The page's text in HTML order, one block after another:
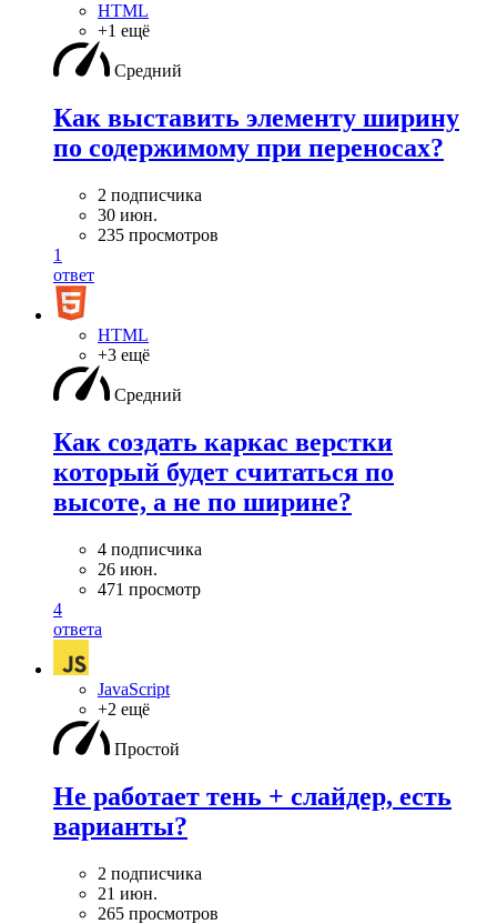
HTML
+1 ещё
Средний
Как выставить элементу ширину
по содержимому при переносах?
2 подписчика
30 июн.
235 просмотров
1
ответ
HTML
+3 ещё
Средний
Как создать каркас верстки
который будет считаться по
высоте, а не по ширине?
4 подписчика
26 июн.
471 просмотр
4
ответа
JavaScript
+2 ещё
Простой
Не работает тень + слайдер, есть
варианты?
2 подписчика
21 июн.
265 просмотров